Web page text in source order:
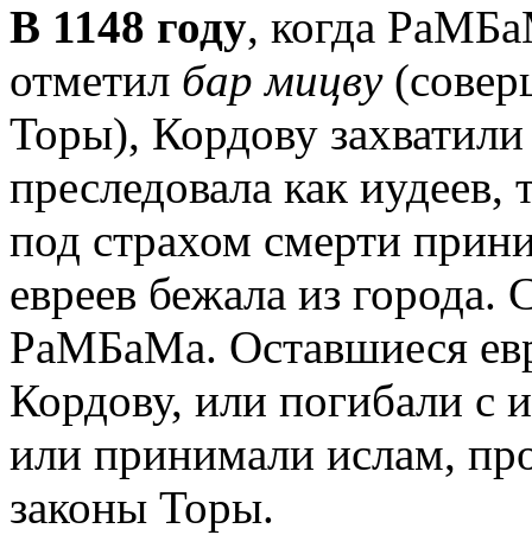
В 1148 году, когда
отметил бар мицву
Торы), Кордову
преследовала как
под страхом смерти
евреев бежала из
РаМБаМа. Оставшиеся
Кордову, или погибали с
или принимали ислам,
законы Торы.